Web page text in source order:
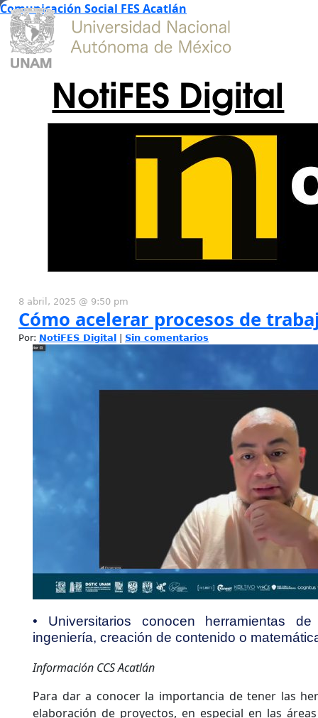
Comunicación Social FES Acatlán
NotiFES Digital
8 abril, 2025 @ 9:50 pm
Cómo acelerar procesos de
Por: NotiFES Digital Sin comentarios
• Universitarios conocen herramientas
ingeniería, creación de contenido o
Información CCS Acatlán
Para dar a conocer la importancia de tener las
elaboración de proyectos, en especial en las